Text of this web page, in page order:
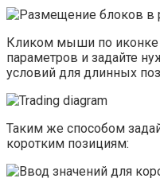
Кликом мыши по иконке
параметров и задайте
условий для длинных
Таким же способом
коротким позициям: